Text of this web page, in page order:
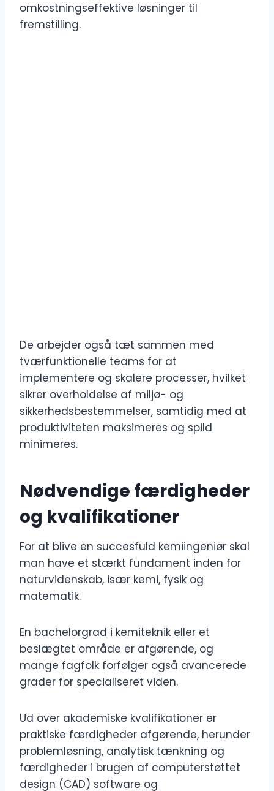
omkostningseffektive løsninger til
fremstilling.
De arbejder også tæt sammen med
tværfunktionelle teams for at
implementere og skalere processer, hvilket
sikrer overholdelse af miljø- og
sikkerhedsbestemmelser, samtidig med at
produktiviteten maksimeres og spild
minimeres.
Nødvendige færdigheder
og kvalifikationer
For at blive en succesfuld kemiingeniør skal
man have et stærkt fundament inden for
naturvidenskab, især kemi, fysik og
matematik.
En bachelorgrad i kemiteknik eller et
beslægtet område er afgørende, og
mange fagfolk forfølger også avancerede
grader for specialiseret viden.
Ud over akademiske kvalifikationer er
praktiske færdigheder afgørende, herunder
problemløsning, analytisk tænkning og
færdigheder i brugen af ​​computerstøttet
design (CAD) software og